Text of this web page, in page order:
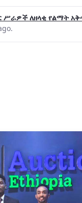
ሥራዎች ለዘላቂ የልማት